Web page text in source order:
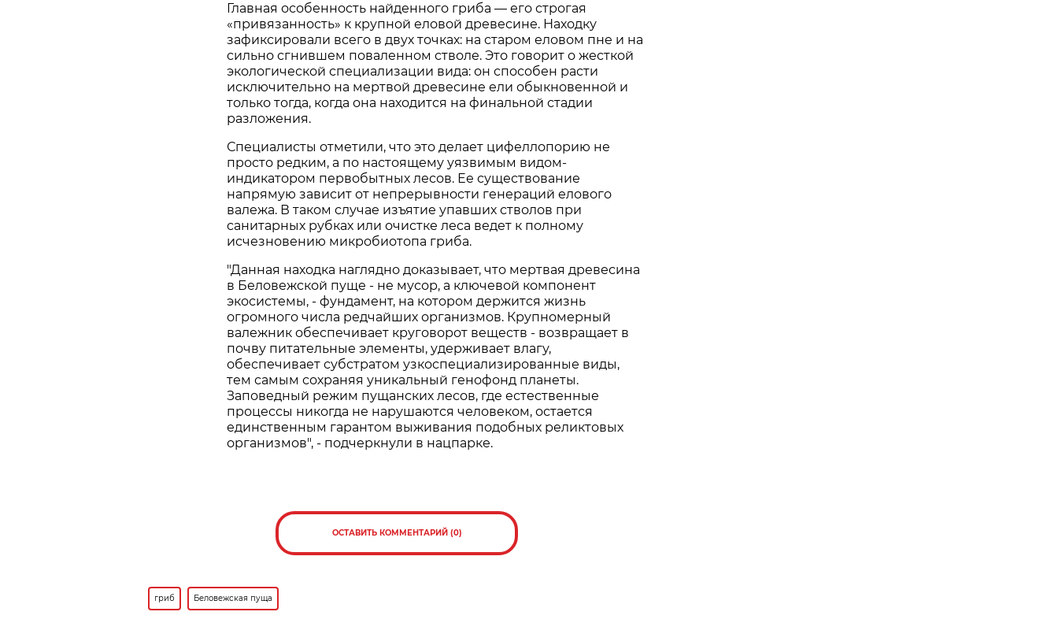
Главная особенность найденного гриба — его строгая
«привязанность» к крупной еловой древесине. Находку
зафиксировали всего в двух точках: на старом еловом пне и на
сильно сгнившем поваленном стволе. Это говорит о жесткой
экологической специализации вида: он способен расти
исключительно на мертвой древесине ели обыкновенной и
только тогда, когда она находится на финальной стадии
разложения.
Специалисты отметили, что это делает цифеллопорию не
просто редким, а по настоящему уязвимым видом-
индикатором первобытных лесов. Ее существование
напрямую зависит от непрерывности генераций елового
валежа. В таком случае изъятие упавших стволов при
санитарных рубках или очистке леса ведет к полному
исчезновению микробиотопа гриба.
"Данная находка наглядно доказывает, что мертвая древесина
в Беловежской пуще - не мусор, а ключевой компонент
экосистемы, - фундамент, на котором держится жизнь
огромного числа редчайших организмов. Крупномерный
валежник обеспечивает круговорот веществ - возвращает в
почву питательные элементы, удерживает влагу,
обеспечивает субстратом узкоспециализированные виды,
тем самым сохраняя уникальный генофонд планеты.
Заповедный режим пущанских лесов, где естественные
процессы никогда не нарушаются человеком, остается
единственным гарантом выживания подобных реликтовых
организмов", - подчеркнули в нацпарке.
ОСТАВИТЬ КОММЕНТАРИЙ (0)
гриб Беловежская пуща